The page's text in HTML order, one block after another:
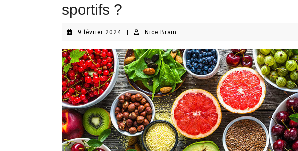
sportifs ?
9 février 20249
2024
| Nice Brain